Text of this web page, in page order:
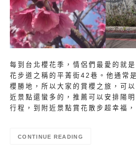
每到台北櫻花季，情侶們最愛的就
花步道之稱的平菁街42巷。他通常
櫻勝地，所以大家的賞櫻之旅，可
近景點還蠻多的，推薦可以安排陽
行程，到附近景點賞花散步超幸福
CONTINUE READING